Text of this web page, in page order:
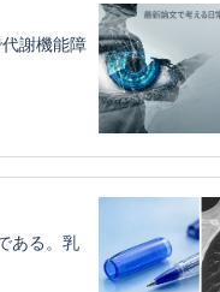
謝機能障
ある。乳